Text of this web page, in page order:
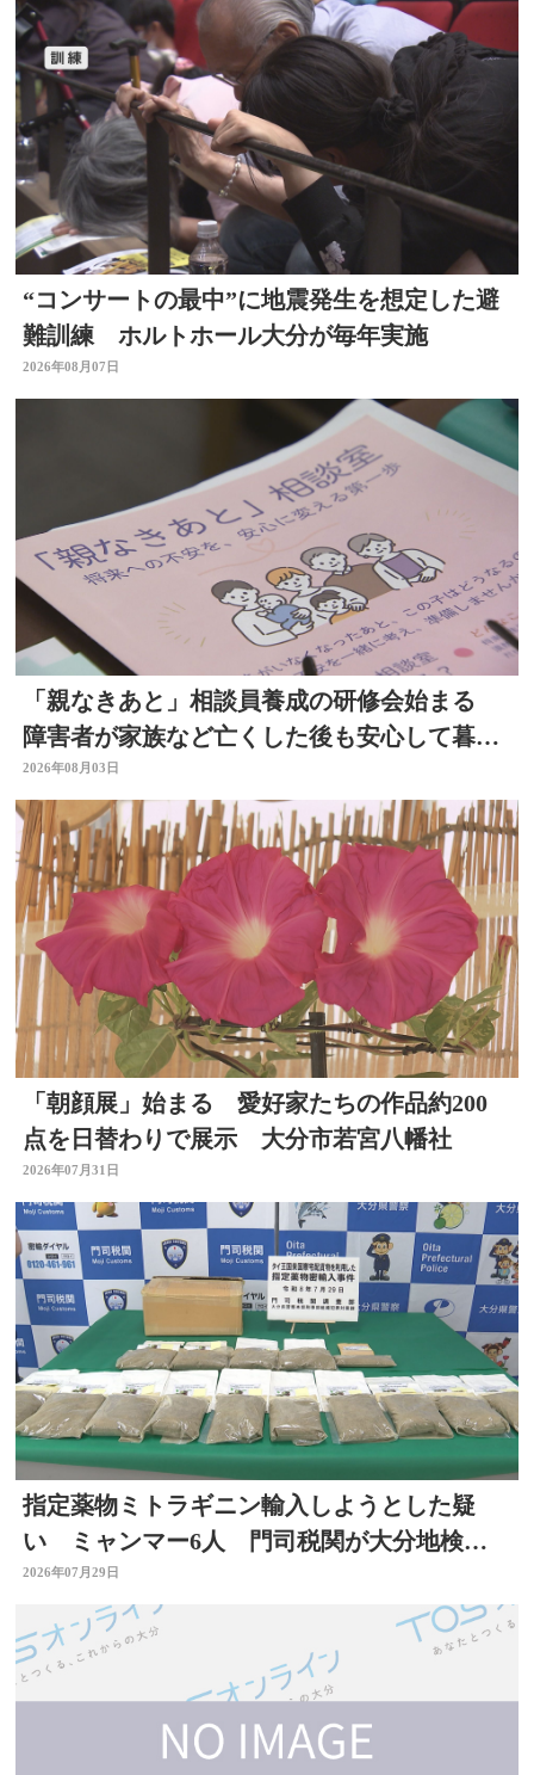
“コンサートの最中”に地震発生を想定した避
難訓練 ホルトホール大分が毎年実施
2026年08月07日
「親なきあと」相談員養成の研修会始まる
障害者が家族など亡くした後も安心して暮ら
せるように 大分
2026年08月03日
「朝顔展」始まる 愛好家たちの作品約200
点を日替わりで展示 大分市若宮八幡社
2026年07月31日
指定薬物ミトラギニン輸入しようとした疑
い ミャンマー6人 門司税関が大分地検に
告発 大分
2026年07月29日